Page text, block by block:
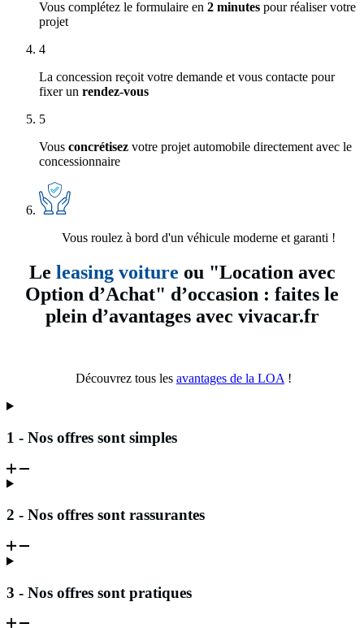
Vous complétez le formulaire en 2 minutes pour réaliser votre
projet
4
La concession reçoit votre demande et vous contacte pour
fixer un rendez-vous
5
Vous concrétisez votre projet automobile directement avec le
concessionnaire
Vous roulez à bord d'un véhicule moderne et garanti !
Le leasing voiture ou "Location avec
Option d’Achat" d’occasion : faites le
plein d’avantages avec vivacar.fr
Découvrez tous les avantages de la LOA !
1 - Nos offres sont simples
2 - Nos offres sont rassurantes
3 - Nos offres sont pratiques